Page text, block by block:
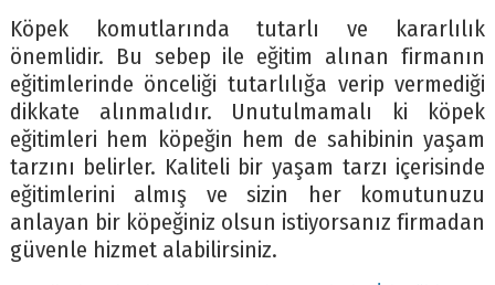
Köpek komutlarında tutarlı ve kararlılık
önemlidir. Bu sebep ile eğitim alınan firmanın
eğitimlerinde önceliği tutarlılığa verip vermediği
dikkate alınmalıdır. Unutulmamalı ki köpek
eğitimleri hem köpeğin hem de sahibinin yaşam
tarzını belirler. Kaliteli bir yaşam tarzı içerisinde
eğitimlerini almış ve sizin her komutunuzu
anlayan bir köpeğiniz olsun istiyorsanız firmadan
güvenle hizmet alabilirsiniz.